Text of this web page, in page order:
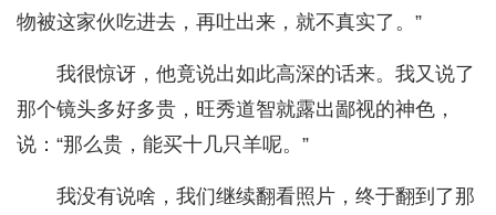
物被这家伙吃进去，再吐出来，就不真实了。”
我很惊讶，他竟说出如此高深的话来。我又说了
那个镜头多好多贵，旺秀道智就露出鄙视的神色，
说：“那么贵，能买十几只羊呢。”
我没有说啥，我们继续翻看照片，终于翻到了那